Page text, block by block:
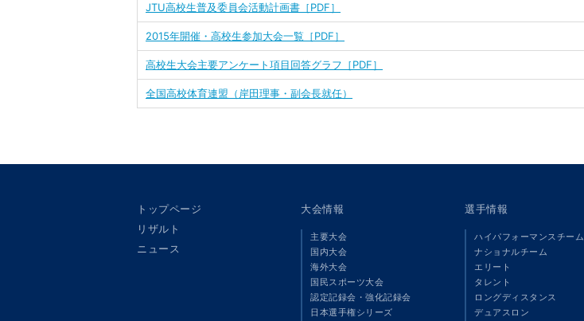
JTU高校生普及委員会活動計画書［PDF］
2015年開催・高校生参加大会一覧［PDF］
高校生大会主要アンケート項目回答グラフ［PDF］
全国高校体育連盟（岸田理事・副会長就任）
トップページ
リザルト
ニュース
大会情報
主要大会
国内大会
海外大会
国民スポーツ大会
認定記録会・強化記録会
日本選手権シリーズ
選手情報
ハイパフォーマンスチーム
ナショナルチーム
エリート
タレント
ロングディスタンス
デュアスロン